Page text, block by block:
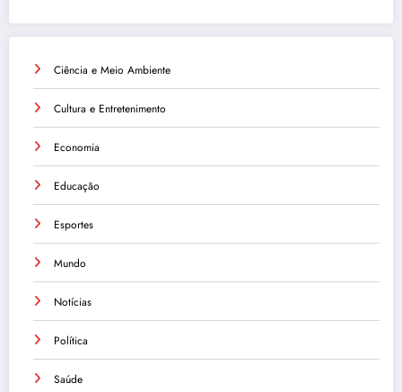
Ciência e Meio Ambiente
Cultura e Entretenimento
Economia
Educação
Esportes
Mundo
Notícias
Política
Saúde